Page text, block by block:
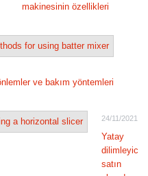
makinesinin özellikleri
ve bakım yöntemleri
24/11/2021
Yatay
dilimleyici
satın